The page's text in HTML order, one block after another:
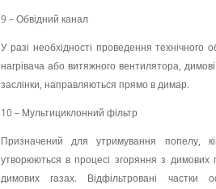
9 – Обвідний канал
У разі необхідності проведення технічного
нагрівача або витяжного вентилятора,
заслінки, направляються прямо в димар.
10 – Мультициклонний фільтр
Призначений для утримування попелу,
утворюються в процесі згоряння з димових
димових газах. Відфільтровані частки